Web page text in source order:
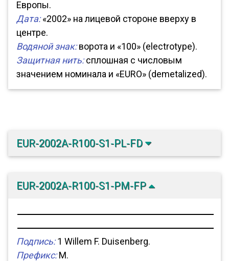
Европы.
Дата:«2002» на лицевой стороне вверху в
центре.
Водяной знак:ворота и «100» (electrotype).
Защитная нить:сплошная с числовым
значением номинала и «EURO» (demetalized).
EUR-2002A-R100-S1-PL-FD
EUR-2002A-R100-S1-PM-FP
Подпись:1 Willem F. Duisenberg.
Префикс:M.